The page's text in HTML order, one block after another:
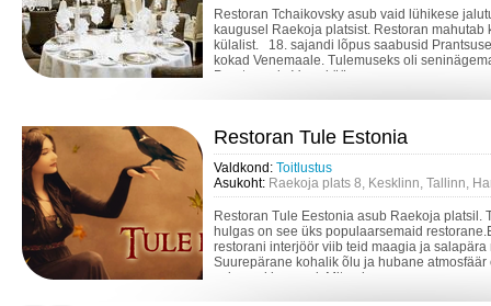
Restoran Tchaikovsky asub vaid lühikese
kaugusel Raekoja platsist. Restoran mahutab
külalist. 18. sajandi lõpus saabusid
kokad Venemaale. Tulemuseks oli
Prantsuse ja Vene köö...
Restoran Tule Estonia
Valdkond: Toitlustus
Asukoht: Raekoja plats 8, Kesklinn, Tallinn,
Restoran Tule Eestonia asub Raekoja platsil.
hulgas on see üks populaarsemaid
restorani interjöör viib teid maagia ja salapära
Suurepärane kohalik õlu ja hubane atmosfäär
esimesel korrusel. Mitmek...